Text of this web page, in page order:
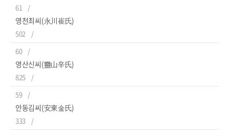
61
영천최씨(永川崔氏)
502
60
영산신씨(靈山辛氏)
825
59
안동김씨(安東金氏)
333